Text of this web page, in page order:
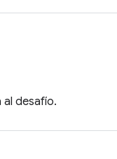
al desafío.